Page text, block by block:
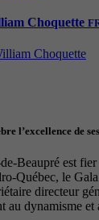
Choquette
l’excellence de
Beaupré est
Québec, le
directeur
au dynamisme